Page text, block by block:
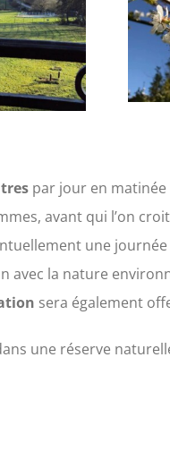
par jour en matinée
avant qui l’on
une
avec la nature
sera également
une réserve